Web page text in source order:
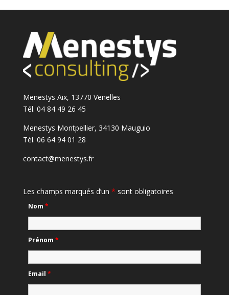
Menestys Aix, 13770 Venelles
Tél. 04 84 49 26 45
Menestys Montpellier, 34130 Mauguio
Tél. 06 64 94 01 28
contact@menestys.fr
Les champs marqués d’un * sont obligatoires
Nom *
Prénom *
Email *